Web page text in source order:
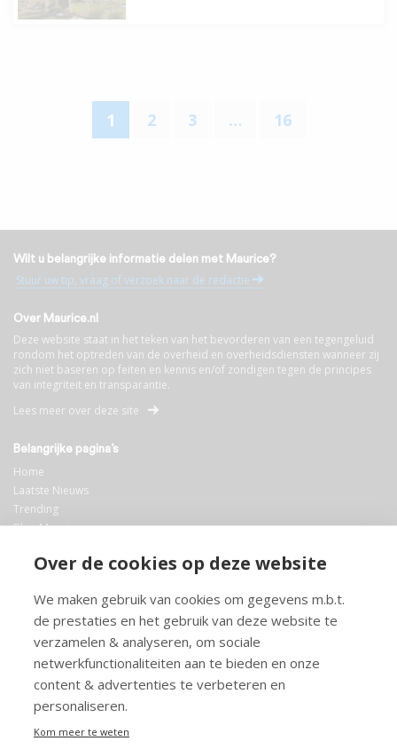
Over de cookies op deze website
We maken gebruik van cookies om gegevens m.b.t.
de prestaties en het gebruik van deze website te
verzamelen & analyseren, om sociale
netwerkfunctionaliteiten aan te bieden en onze
content & advertenties te verbeteren en
personaliseren.
Kom meer te weten
1 2 3 … 16
Wilt u belangrijke informatie delen met Maurice?
Stuur uw tip, vraag of verzoek naar de redactie
Over Maurice.nl
Deze website staat in het teken van het bevorderen van een tegengeluid
rondom het optreden van de overheid en overheidsdiensten wanneer zij
zich niet baseren op feiten en kennis en/of zondigen tegen de principes
van integriteit en transparantie.
Lees meer over deze site
Belangrijke pagina’s
Home
Laatste Nieuws
Trending
Blog Maurice
Bibliotheek
Info en service
FAQ
Doneren
Privacy
Voorwaarden
Meedoen